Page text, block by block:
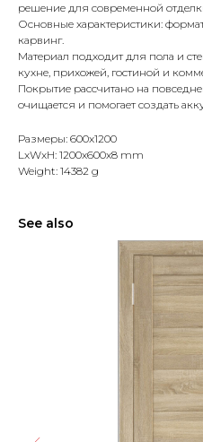
решение для современной
Основные характеристики:
карвинг.
Материал подходит для пола и
кухне, прихожей, гостиной и
Покрытие рассчитано на
очищается и помогает создать
Размеры: 600x1200
LxWxH: 1200x600x8 mm
Weight: 14382 g
See also